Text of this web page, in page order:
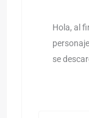
Hola, al
se